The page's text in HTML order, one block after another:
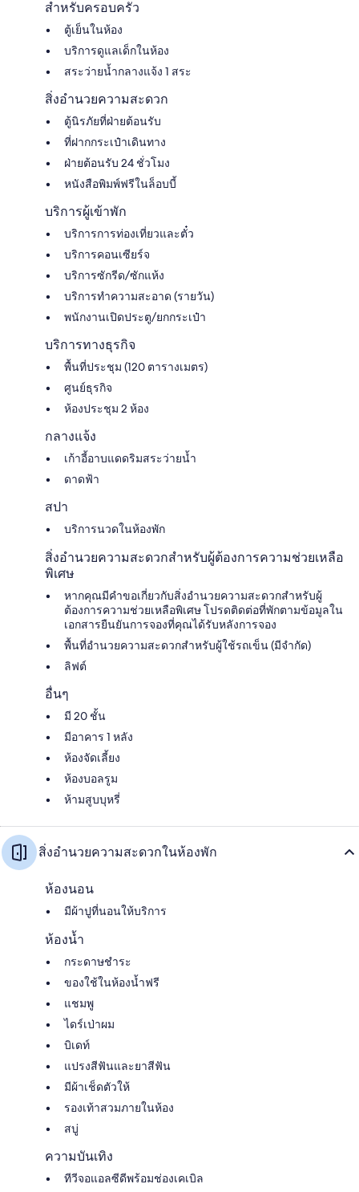
สำหรับครอบครัว
ตู้เย็นในห้อง
บริการดูแลเด็กในห้อง
สระว่ายน้ำกลางแจ้ง 1 สระ
สิ่งอำนวยความสะดวก
ตู้นิรภัยที่ฝ่ายต้อนรับ
ที่ฝากกระเป๋าเดินทาง
ฝ่ายต้อนรับ 24 ชั่วโมง
หนังสือพิมพ์ฟรีในล็อบบี้
บริการผู้เข้าพัก
บริการการท่องเที่ยวและตั๋ว
บริการคอนเซียร์จ
บริการซักรีด/ซักแห้ง
บริการทำความสะอาด (รายวัน)
พนักงานเปิดประตู/ยกกระเป๋า
บริการทางธุรกิจ
พื้นที่ประชุม (120 ตารางเมตร)
ศูนย์ธุรกิจ
ห้องประชุม 2 ห้อง
กลางแจ้ง
เก้าอี้อาบแดดริมสระว่ายน้ำ
ดาดฟ้า
สปา
บริการนวดในห้องพัก
สิ่งอำนวยความสะดวกสำหรับผู้ต้องการความช่วยเหลือ
พิเศษ
หากคุณมีคำขอเกี่ยวกับสิ่งอำนวยความสะดวกสำหรับผู้
ต้องการความช่วยเหลือพิเศษ โปรดติดต่อที่พักตามข้อมูลใน
เอกสารยืนยันการจองที่คุณได้รับหลังการจอง
พื้นที่อำนวยความสะดวกสำหรับผู้ใช้รถเข็น (มีจำกัด)
ลิฟต์
อื่นๆ
มี 20 ชั้น
มีอาคาร 1 หลัง
ห้องจัดเลี้ยง
ห้องบอลรูม
ห้ามสูบบุหรี่
สิ่งอำนวยความสะดวกในห้องพัก
ห้องนอน
มีผ้าปูที่นอนให้บริการ
ห้องน้ำ
กระดาษชำระ
ของใช้ในห้องน้ำฟรี
แชมพู
ไดร์เป่าผม
บิเดท์
แปรงสีฟันและยาสีฟัน
มีผ้าเช็ดตัวให้
รองเท้าสวมภายในห้อง
สบู่
ความบันเทิง
ทีวีจอแอลซีดีพร้อมช่องเคเบิล